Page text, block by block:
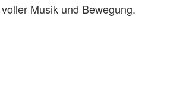
Musik und Bewegung.